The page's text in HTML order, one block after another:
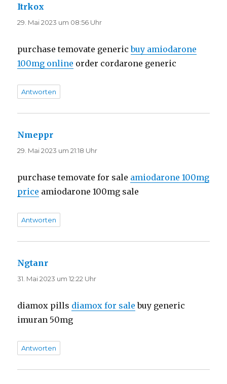
Itrkox
29. Mai 2023 um 08:56 Uhr
purchase temovate genericbuy amiodarone
100mg online order cordarone generic
Antworten
Nmeppr
29. Mai 2023 um 21:18 Uhr
purchase temovate for sale amiodarone 100mg
price amiodarone 100mg sale
Antworten
Ngtanr
31. Mai 2023 um 12:22 Uhr
diamox pills diamox for sale buy generic
imuran 50mg
Antworten